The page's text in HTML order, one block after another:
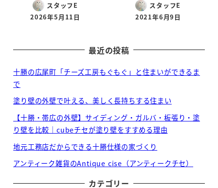
スタッフE
投稿日
2026年5月11日
スタッフE
投稿日
2021年6月9日
最近の投稿
十勝の広尾町「チーズ工房もぐもぐ」と住まいができるま
で
塗り壁の外壁で叶える、美しく長持ちする住まい
【十勝・帯広の外壁】サイディング・ガルバ・板張り・塗
り壁を比較｜cubeチセが塗り壁をすすめる理由
地元工務店だからできる十勝仕様の家づくり
アンティーク雑貨のAntique cise（アンティークチセ）
カテゴリー